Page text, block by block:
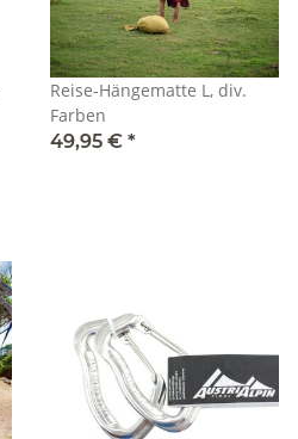
Reise-Hängematte L, div.
Farben
49,95 € *